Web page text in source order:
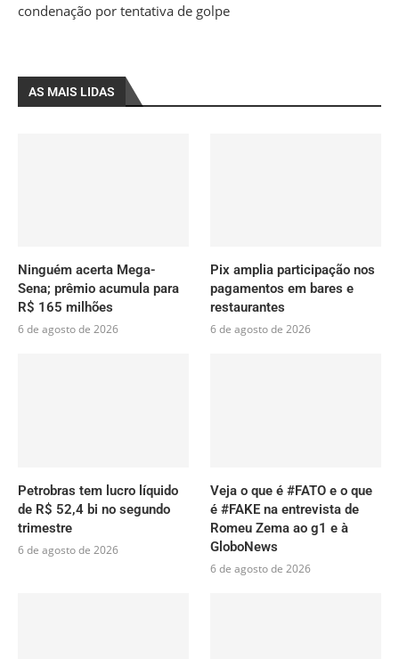
condenação por tentativa de golpe
AS MAIS LIDAS
Ninguém acerta Mega-
Sena; prêmio acumula para
R$ 165 milhões
6 de agosto de 2026
Pix amplia participação nos
pagamentos em bares e
restaurantes
6 de agosto de 2026
Petrobras tem lucro líquido
de R$ 52,4 bi no segundo
trimestre
6 de agosto de 2026
Veja o que é #FATO e o que
é #FAKE na entrevista de
Romeu Zema ao g1 e à
GloboNews
6 de agosto de 2026